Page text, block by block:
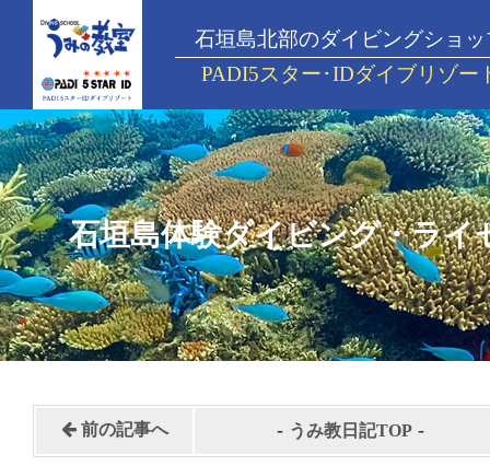
石垣島北部のダイビングショッ
PADI5スター･IDダイブリゾー
石垣島体験ダイビング・ライ
前の記事へ - うみ教日記TOP -